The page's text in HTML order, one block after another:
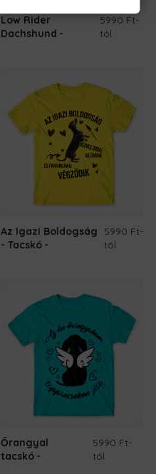
Low Rider
Dachshund
5990 Ft-
tól
Az Igazi Boldogság
- Tacskó
5990 Ft-
tól
Őrangyal
tacskó
5990 Ft-
tól